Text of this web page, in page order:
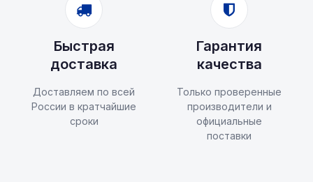
Быстрая
доставка
Доставляем по всей
России в кратчайшие
сроки
Гарантия
качества
Только проверенные
производители и
официальные
поставки